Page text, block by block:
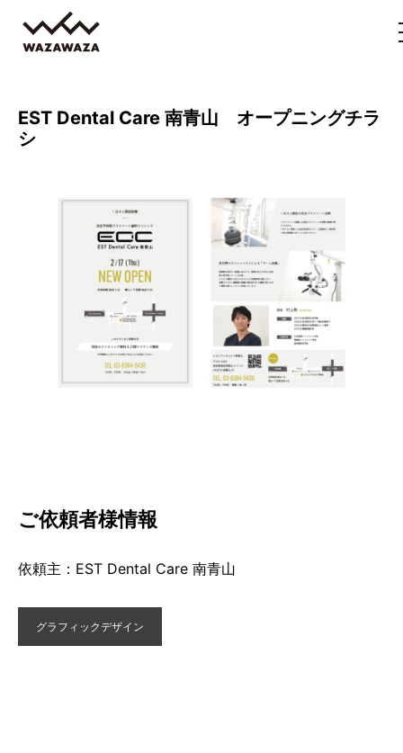
EST Dental Care 南青山 オープニングチラ
シ
ご依頼者様情報
依頼主：EST Dental Care 南青山
グラフィックデザイン